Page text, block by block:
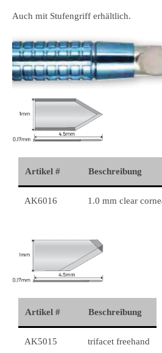
Auch mit Stufengriff erhältlich.
Artikel # Beschreibung
AK6016 1.0 mm clear
Artikel # Beschreibung
AK5015 trifacet freehand